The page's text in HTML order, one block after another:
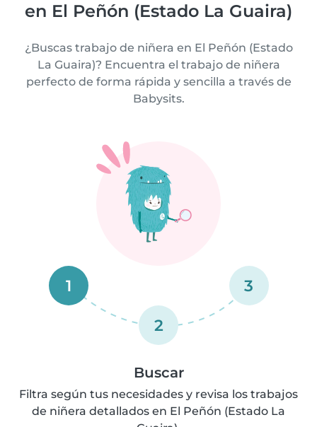
en El Peñón (Estado La Guaira)
¿Buscas trabajo de niñera en El Peñón (Estado
La Guaira)? Encuentra el trabajo de niñera
perfecto de forma rápida y sencilla a través de
Babysits.
1
2
3
Buscar
Filtra según tus necesidades y revisa los trabajos
de niñera detallados en El Peñón (Estado La